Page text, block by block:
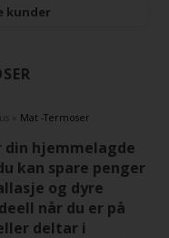
kunder
Mat -Termoser
hjemmelagde
kan spare penger
og dyre
når du er på
deltar i